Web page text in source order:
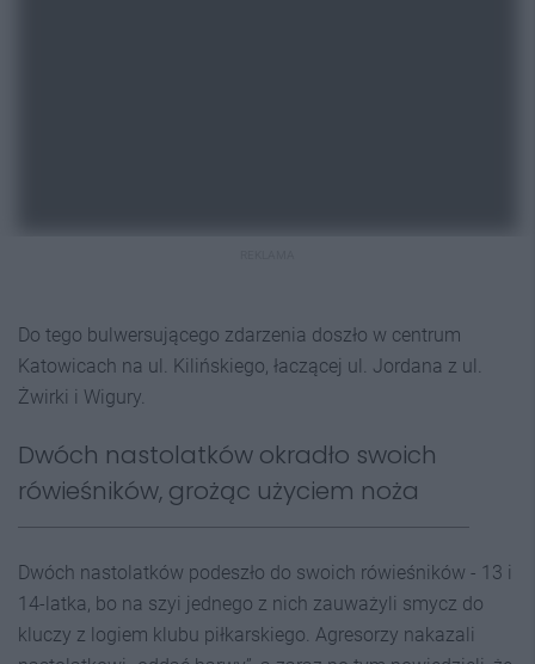
Do tego bulwersującego zdarzenia doszło w centrum
Katowicach na ul. Kilińskiego, łaczącej ul. Jordana z ul.
Żwirki i Wigury.
Dwóch nastolatków okradło swoich
rówieśników, grożąc użyciem noża
Dwóch nastolatków podeszło do swoich rówieśników - 13 i
14-latka, bo na szyi jednego z nich zauważyli smycz do
kluczy z logiem klubu piłkarskiego. Agresorzy nakazali